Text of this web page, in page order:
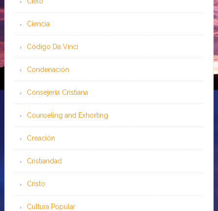
Ciencia
Código Da Vinci
Condenación
Consejería Cristiana
Counseling and Exhorting
Creación
Cristiandad
Cristo
Cultura Popular